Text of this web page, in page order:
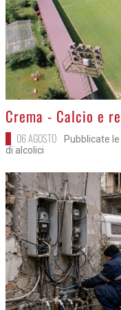
>
Crema - Calcio e
06 AGOSTO
Pubblicate
di alcolici